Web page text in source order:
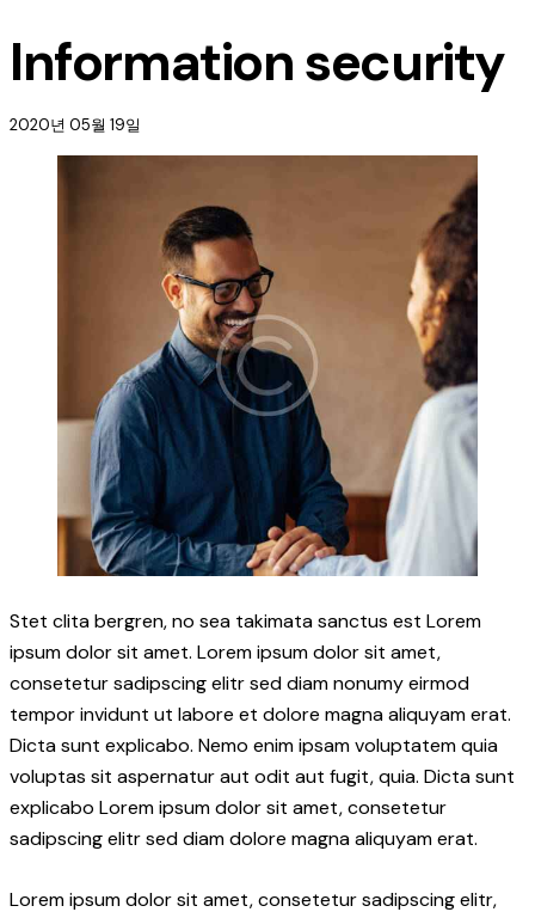
Information security
2020년 05월 19일
Stet clita bergren, no sea takimata sanctus est Lorem
ipsum dolor sit amet. Lorem ipsum dolor sit amet,
consetetur sadipscing elitr sed diam nonumy eirmod
tempor invidunt ut labore et dolore magna aliquyam erat.
Dicta sunt explicabo. Nemo enim ipsam voluptatem quia
voluptas sit aspernatur aut odit aut fugit, quia. Dicta sunt
explicabo Lorem ipsum dolor sit amet, consetetur
sadipscing elitr sed diam dolore magna aliquyam erat.
Lorem ipsum dolor sit amet, consetetur sadipscing elitr,